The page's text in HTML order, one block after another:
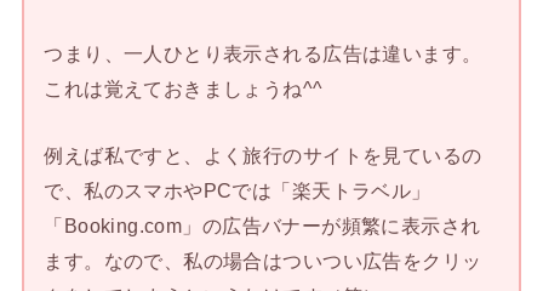
つまり、一人ひとり表示される広告は違います。
これは覚えておきましょうね^^
例えば私ですと、よく旅行のサイトを見ているの
で、私のスマホやPCでは「楽天トラベル」
「Booking.com」の広告バナーが頻繁に表示され
ます。なので、私の場合はついつい広告をクリッ